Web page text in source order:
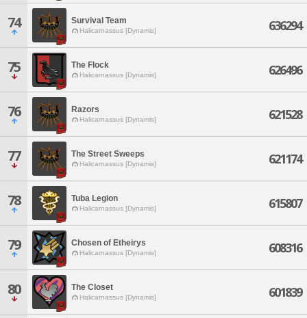
74 Survival Team
Halicarnassus [Dynamis] 636294
75 The Flock
Halicarnassus [Dynamis] 626496
76 Razors
Halicarnassus [Dynamis] 621528
77 The Street Sweeps
Halicarnassus [Dynamis] 621174
78 Tuba Legion
Halicarnassus [Dynamis] 615807
79 Chosen of Etheirys
Halicarnassus [Dynamis] 608316
80 The Closet
Halicarnassus [Dynamis] 601839